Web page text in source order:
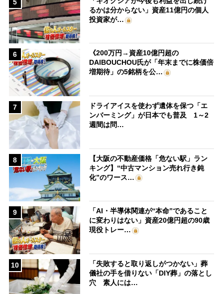
5
るかは分からない」資産11億円の個人
投資家が…
6
《200万円→資産10億円超の
DAIBOUCHOU氏が「年末までに株価倍
増期待」の5銘柄を公…
7
ドライアイスを使わず遺体を保つ「エ
ンバーミング」が日本でも普及 1～2
週間は問…
8
【大阪の不動産価格「危ない駅」ラン
キング】“中古マンション売れ行き鈍
化”のワース…
9
「AI・半導体関連が“本命”であること
に変わりはない」資産20億円超の90歳
現役トレー…
10
「失敗すると取り返しがつかない」葬
儀社の手を借りない「DIY葬」の落とし
穴 素人には…